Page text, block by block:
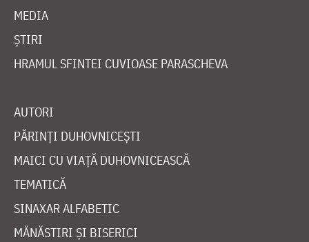
MEDIA
ȘTIRI
HRAMUL SFINTEI CUVIOASE PARASCHEVA
AUTORI
PĂRINȚI DUHOVNICEȘTI
MAICI CU VIAȚĂ DUHOVNICEASCĂ
TEMATICĂ
SINAXAR ALFABETIC
MĂNĂSTIRI ȘI BISERICI